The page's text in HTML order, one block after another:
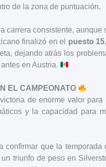
de la zona de puntuación.
carrera consistente,
finalizó en el puesto 15
dejando atrás los
en Austria.
EL CAMPEONATO
de enorme valor para
y la capacidad para
confirmar que la temporada
triunfo de peso en